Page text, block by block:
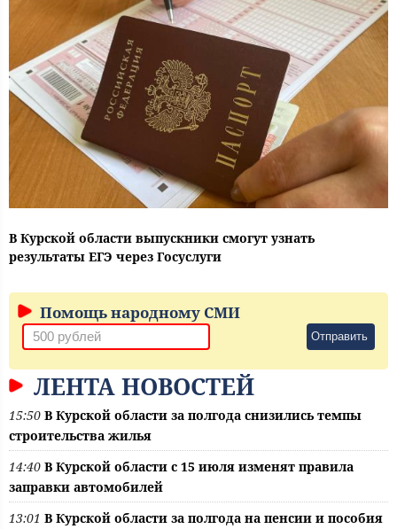
В Курской области выпускники смогут узнать
результаты ЕГЭ через Госуслуги
Помощь народному СМИ
Отправить
ЛЕНТА НОВОСТЕЙ
15:50 В Курской области за полгода снизились темпы
строительства жилья
14:40 В Курской области с 15 июля изменят правила
заправки автомобилей
13:01 В Курской области за полгода на пенсии и пособия